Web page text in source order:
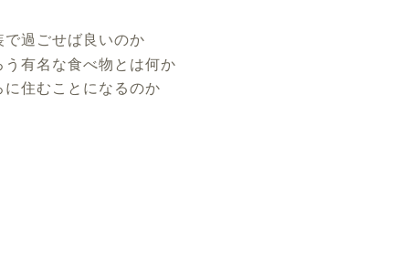
で過ごせば良いのか
有名な食べ物とは何か
住むことになるのか